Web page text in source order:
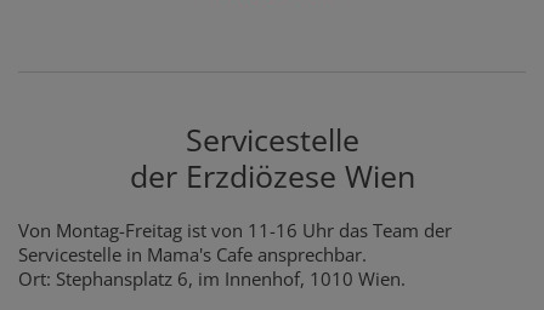
Servicestelle
der Erzdiözese Wien
Von Montag-Freitag ist von 11-16 Uhr das Team der
Servicestelle in Mama's Cafe ansprechbar.
Ort: Stephansplatz 6, im Innenhof, 1010 Wien.